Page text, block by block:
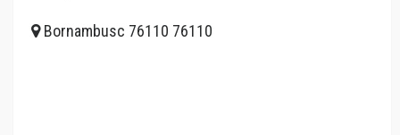
Bornambusc 76110 76110